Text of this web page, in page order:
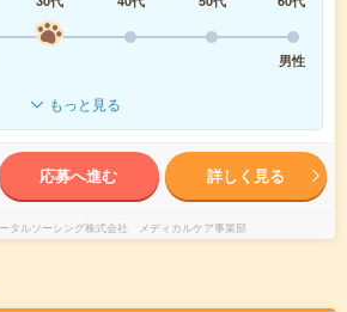
男性
もっと見る
応募へ進む 詳しく見る
タルソーシング株式会社 メディカルケア事業部